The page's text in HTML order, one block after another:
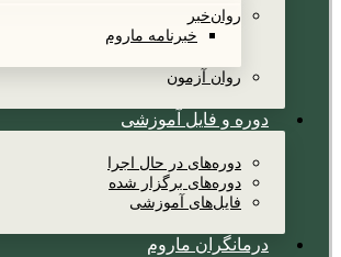
روان‌خبر
خبرنامه ماروم
روان آزمون
دوره و فایل آموزشی
دوره‌های در حال اجرا
دوره‌های برگزار شده
فایل‌های آموزشی
درمانگران ماروم